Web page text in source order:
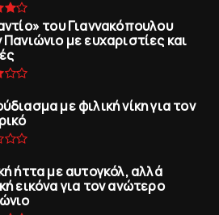
του Γιαννακόπουλου
με ευχαριστίες και
με φιλική νίκη για τoν
ήττα με αυτογκόλ, αλλά
εικόνα για τον ανώτερo